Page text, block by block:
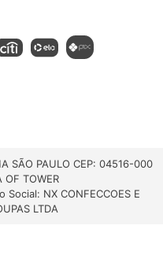
SÃO PAULO CEP: 04516-000
OF TOWER
NX CONFECCOES E
LTDA